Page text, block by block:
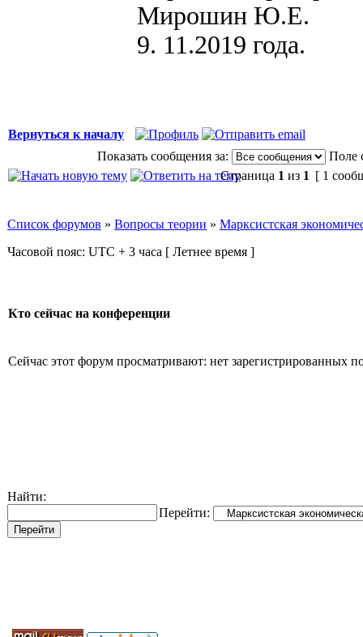
Мирошин Ю.Е.
9. 11.2019 года.
Вернуться к началу
Показать сообщения за:
Поле
Страница 1 из 1 [ 1
Список форумов » Вопросы теории » Марксистская
Часовой пояс: UTC + 3 часа [ Летнее время ]
Кто сейчас на конференции
Сейчас этот форум просматривают: нет зарегистрированных
Найти:
Перейти: